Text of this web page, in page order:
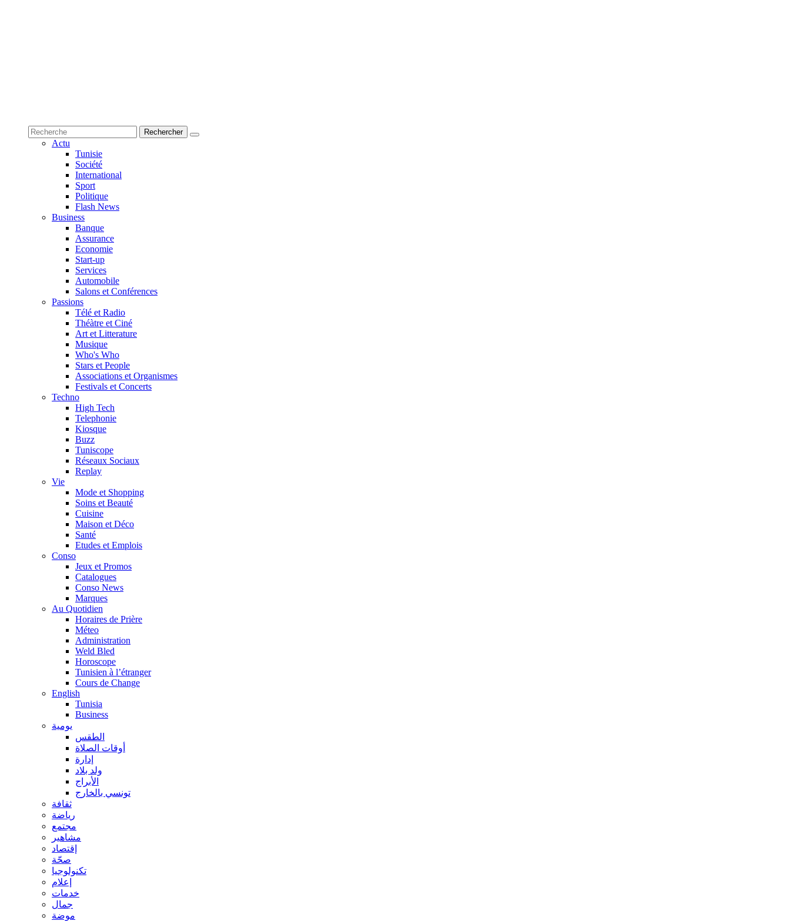
Actu
Tunisie
Société
International
Sport
Politique
Flash News
Business
Banque
Assurance
Economie
Start-up
Services
Automobile
Salons et Conférences
Passions
Télé et Radio
Théàtre et Ciné
Art et Litterature
Musique
Who's Who
Stars et People
Associations et Organismes
Festivals et Concerts
Techno
High Tech
Telephonie
Kiosque
Buzz
Tuniscope
Réseaux Sociaux
Replay
Vie
Mode et Shopping
Soins et Beauté
Cuisine
Maison et Déco
Santé
Etudes et Emplois
Conso
Jeux et Promos
Catalogues
Conso News
Marques
Au Quotidien
Horaires de Prière
Méteo
Administration
Weld Bled
Horoscope
Tunisien à l’étranger
Cours de Change
English
Tunisia
Business
يومية
الطقس
أوقات الصلاة
إدارة
ولد بلاد
الأبراج
تونسي بالخارج
ثقافة
رياضة
مجتمع
مشاهير
إقتصاد
صحّة
تكنولوجيا
إعلام
خدمات
جمال
موضة